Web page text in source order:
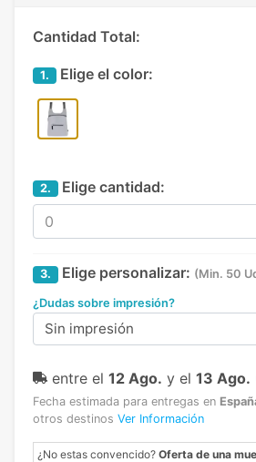
Cantidad Total:
1. Elige el color:
2. Elige cantidad:
3. Elige personalizar: (Min. 50
¿Dudas sobre impresión?
Sin impresión
entre el 12 Ago. y el 13 Ago.
Fecha estimada para entregas en
otros destinos Ver Información
¿No estas convencido? Oferta de una